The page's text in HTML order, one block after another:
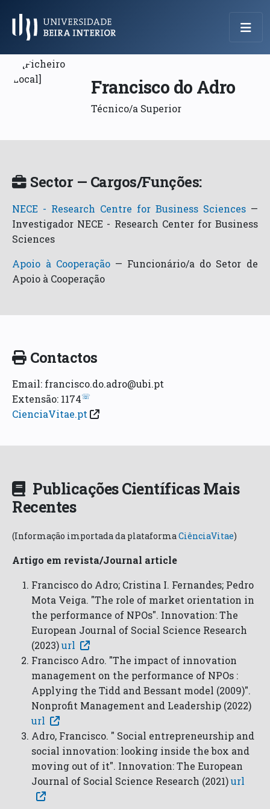
Menu Principal
Francisco do Adro
Técnico/a Superior
Sector — Cargos/Funções:
NECE - Research Centre for Business Sciences —
Investigador NECE - Research Center for Business
Sciences
Apoio à Cooperação — Funcionário/a do Setor de
Apoio à Cooperação
Contactos
Email: francisco.do.adro@ubi.pt
Extensão: 1174☏
CienciaVitae.pt
Publicações Científicas Mais
Recentes
(Informação importada da plataformaCiênciaVitae)
Artigo em revista/Journal article
Francisco do Adro; Cristina I. Fernandes; Pedro
Mota Veiga. "The role of market orientation in
the performance of NPOs". Innovation: The
European Journal of Social Science Research
(2023)url
Francisco Adro. "The impact of innovation
management on the performance of NPOs :
Applying the Tidd and Bessant model (2009)".
Nonprofit Management and Leadership (2022)
url
Adro, Francisco. " Social entrepreneurship and
social innovation: looking inside the box and
moving out of it". Innovation: The European
Journal of Social Science Research (2021)url